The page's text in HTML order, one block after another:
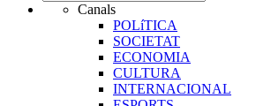
Canals
POLíTICA
SOCIETAT
ECONOMIA
CULTURA
INTERNACIONAL